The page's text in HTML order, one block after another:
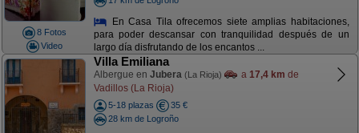
8 Fotos
Video
En Casa Tila ofrecemos siete amplias habitaciones,
para poder descansar con tranquilidad después de un
largo día disfrutando de los encantos ...
Villa Emiliana
Albergue en Jubera (La Rioja) a 17,4 km de
Vadillos (La Rioja)
5-18 plazas
35 €
28 km de Logroño